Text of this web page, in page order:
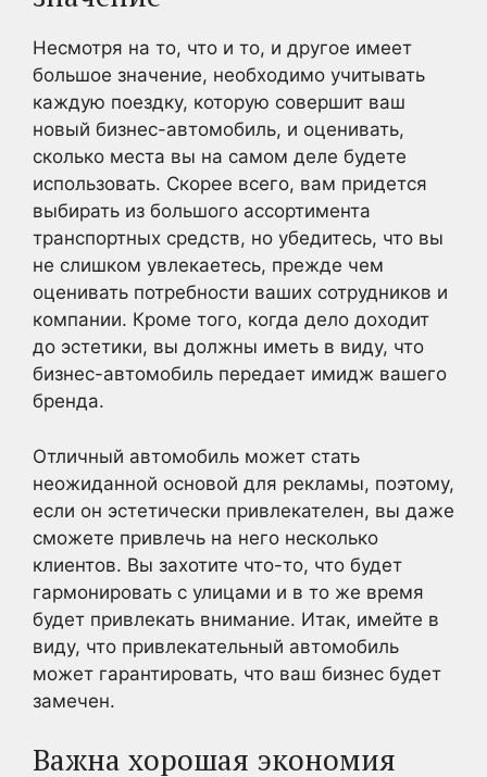
Несмотря на то, что и то, и другое имеет
большое значение, необходимо учитывать
каждую поездку, которую совершит ваш
новый бизнес-автомобиль, и оценивать,
сколько места вы на самом деле будете
использовать. Скорее всего, вам придется
выбирать из большого ассортимента
транспортных средств, но убедитесь, что вы
не слишком увлекаетесь, прежде чем
оценивать потребности ваших сотрудников и
компании. Кроме того, когда дело доходит
до эстетики, вы должны иметь в виду, что
бизнес-автомобиль передает имидж вашего
бренда.
Отличный автомобиль может стать
неожиданной основой для рекламы, поэтому,
если он эстетически привлекателен, вы даже
сможете привлечь на него несколько
клиентов. Вы захотите что-то, что будет
гармонировать с улицами и в то же время
будет привлекать внимание. Итак, имейте в
виду, что привлекательный автомобиль
может гарантировать, что ваш бизнес будет
замечен.
Важна хорошая экономия